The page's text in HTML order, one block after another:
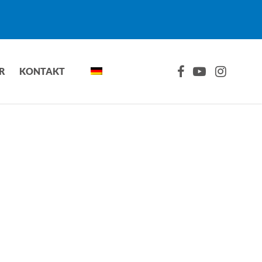
KONTAKT FACEBOOK
YOUTUBE